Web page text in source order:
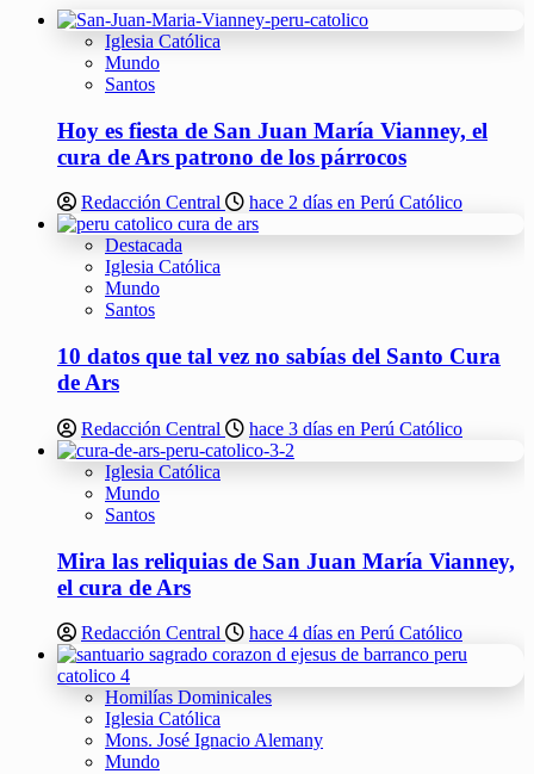
Iglesia Católica
Mundo
Santos
Hoy es fiesta de San Juan María Vianney, el
cura de Ars patrono de los párrocos
Redacción Central hace 2 días en Perú Católico
Destacada
Iglesia Católica
Mundo
Santos
10 datos que tal vez no sabías del Santo Cura
de Ars
Redacción Central hace 3 días en Perú Católico
Iglesia Católica
Mundo
Santos
Mira las reliquias de San Juan María Vianney,
el cura de Ars
Redacción Central hace 4 días en Perú Católico
Homilías Dominicales
Iglesia Católica
Mons. José Ignacio Alemany
Mundo